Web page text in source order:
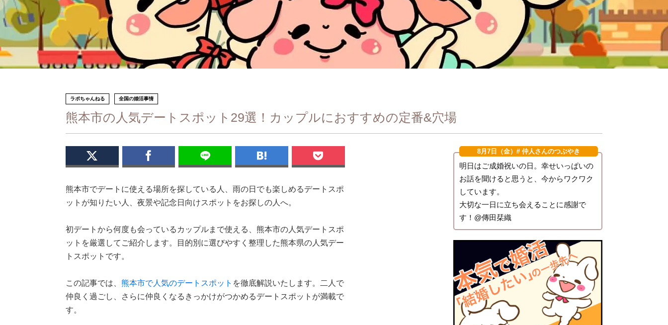
ラポちゃんねる 全国の婚活事情
熊本市の人気デートスポット29選！カップルにおすすめの定番&穴場
熊本市でデートに使える場所を探している人、雨の日でも楽しめるデートスポ
ットが知りたい人、夜景や記念日向けスポットをお探しの人へ。
初デートから何度も会っているカップルまで使える、熊本市の人気デートスポ
ットを厳選してご紹介します。目的別に選びやすく整理した熊本県の人気デー
トスポットです。
この記事では、 熊本市で人気のデートスポット を徹底解説いたします。二人で
仲良く過ごし、さらに仲良くなるきっかけがつかめるデートスポットが満載で
す。
8月7日（金） # 仲人さんのつぶやき
明日はご成婚祝いの日。幸せいっぱいの
お話を聞けると思うと、今からワクワク
しています。
大切な一日に立ち会えることに感謝で
す！@傳田栞織